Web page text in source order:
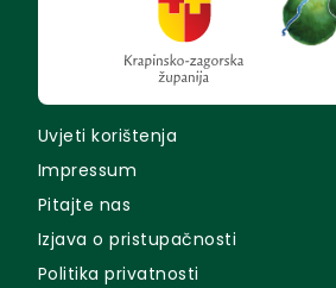
Uvjeti korištenja
Impressum
Pitajte nas
Izjava o pristupačnosti
Politika privatnosti